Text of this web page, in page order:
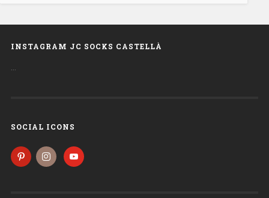
INSTAGRAM JC SOCKS CASTELLÀ
SOCIAL ICONS